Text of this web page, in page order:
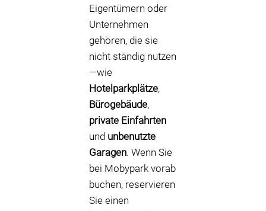
Eigentümern oder
Unternehmen
gehören, die sie
nicht ständig nutzen
—wie
Hotelparkplätze,
Bürogebäude,
private Einfahrten
und unbenutzte
Garagen. Wenn Sie
bei Mobypark vorab
buchen, reservieren
Sie einen